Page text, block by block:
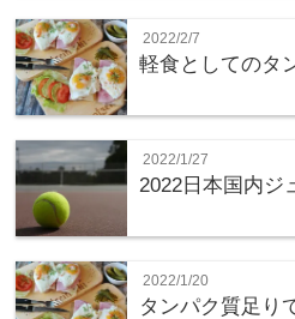
2022/2/7
軽食としてのタ
2022/1/27
2022日本国内ジ
2022/1/20
タンパク質足り